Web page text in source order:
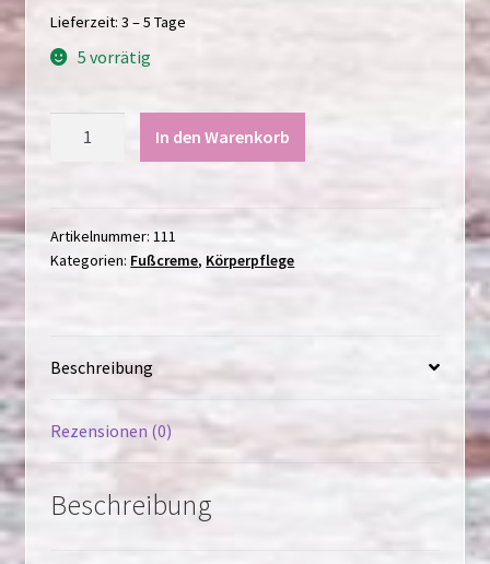
Lieferzeit:3 – 5 Tage
5 vorrätig
Menge
In den Warenkorb
Artikelnummer:111
Kategorien: Fußcreme, Körperpflege
Beschreibung
Rezensionen (0)
Beschreibung